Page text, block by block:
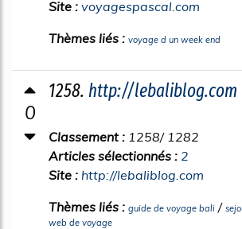
Site : voyagespascal.com
Thèmes liés : voyage d un week end
0
1258. http://lebaliblog.com
Classement : 1258/ 1282
Articles sélectionnés : 2
Site : http://lebaliblog.com
Thèmes liés : guide de voyage bali /
web de voyage